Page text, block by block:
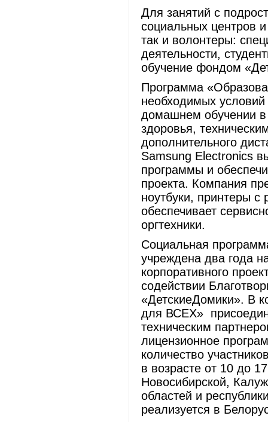
Для занятий с
социальных центров
так и волонтеры:
деятельности,
обучение фондом
Программа
необходимых
домашнем обучении в
здоровья,
дополнительного
Samsung Electronics
программы и
проекта. Компания
ноутбуки, принтеры
обеспечивает
оргтехники.
Социальная
учреждена два года
корпоративного
содействии
«ДетскиеДомики». В
для ВСЕХ»
техническим
лицензионное
количество
в возрасте от 10 до
Новосибирской,
областей и
реализуется в